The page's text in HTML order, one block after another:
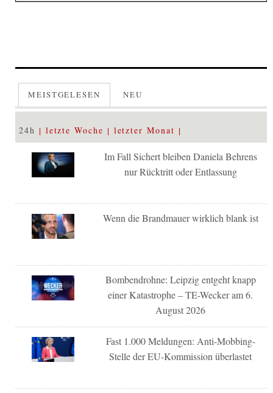
MEISTGELESEN NEU
24h letzte Woche letzter Monat
Im Fall Sichert bleiben Daniela Behrens
nur Rücktritt oder Entlassung
Wenn die Brandmauer wirklich blank ist
Bombendrohne: Leipzig entgeht knapp
einer Katastrophe – TE-Wecker am 6.
August 2026
Fast 1.000 Meldungen: Anti-Mobbing-
Stelle der EU-Kommission überlastet